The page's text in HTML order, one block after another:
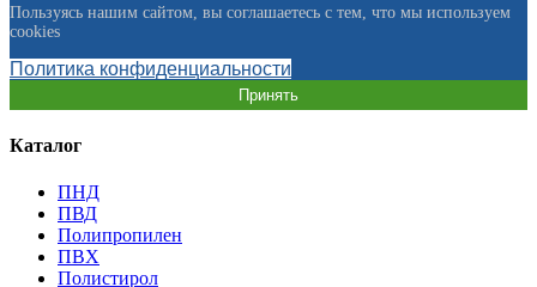
Пользуясь нашим сайтом, вы соглашаетесь с тем, что мы используем
cookies
Политика конфиденциальности
Принять
Каталог
ПНД
ПВД
Полипропилен
ПВХ
Полистирол